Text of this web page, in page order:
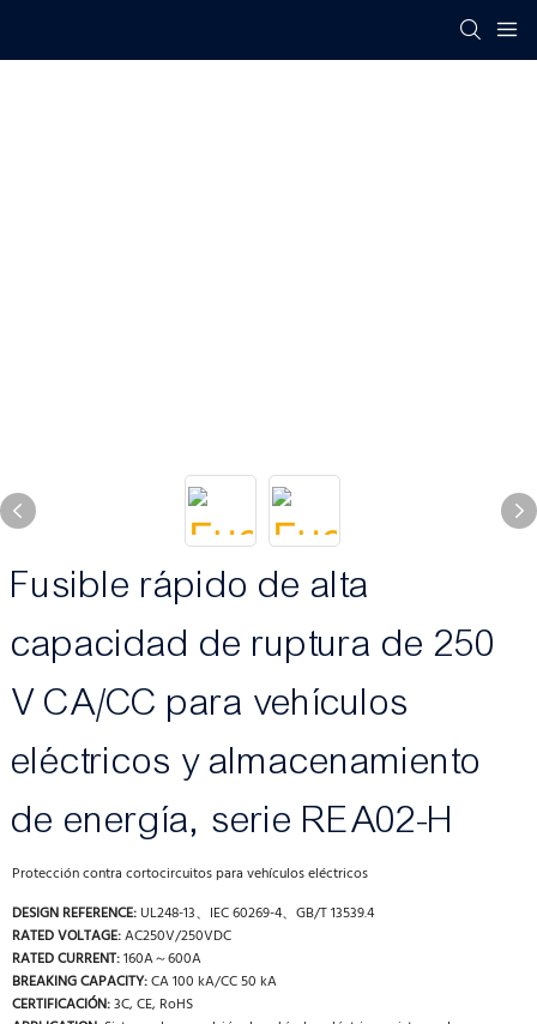
Fusible rápido de alta
capacidad de ruptura de 250
V CA/CC para vehículos
eléctricos y almacenamiento
de energía, serie REA02-H
Protección contra cortocircuitos para vehículos eléctricos
DESIGN REFERENCE: UL248-13、IEC 60269-4、GB/T 13539.4
RATED VOLTAGE:AC250V/250VDC
RATED CURRENT:160A～600A
BREAKING CAPACITY:CA 100 kA/CC 50 kA
CERTIFICACIÓN:3C, CE, RoHS